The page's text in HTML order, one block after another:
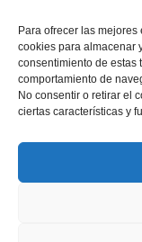
Para ofrecer las
cookies para almacenar
consentimiento de estas
comportamiento de
No consentir o retirar el
ciertas características y
Inicio
Esencia
Aviso